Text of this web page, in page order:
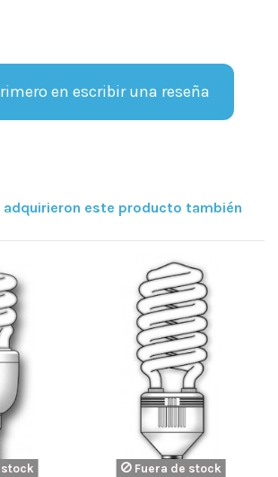
en escribir una reseña
adquirieron este producto también